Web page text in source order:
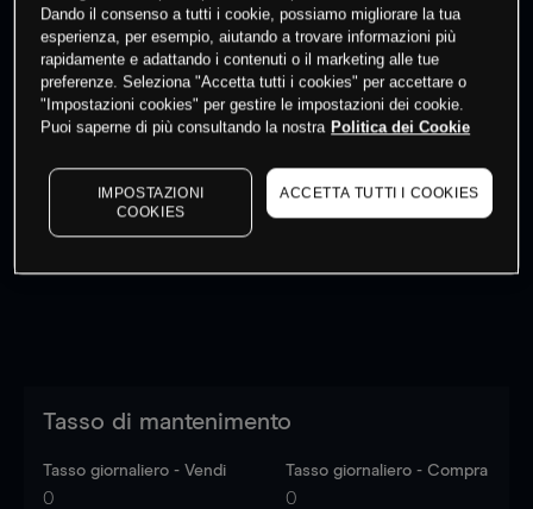
Fai trading
I prezzi sono solo indicativi. Accediper vedere gli ultimi
dati di mercato
to see latest market data
Tasso di mantenimento
Tasso giornaliero - Vendi
0
Tasso giornaliero - Compra
0
Dando il consenso a tutti i cookie, possiamo migliorare la tua
esperienza, per esempio, aiutando a trovare informazioni più
rapidamente e adattando i contenuti o il marketing alle tue
preferenze. Seleziona "Accetta tutti i cookies" per accettare o
"Impostazioni cookies" per gestire le impostazioni dei cookie.
Puoi saperne di più consultando la nostra Politica dei Cookie
IMPOSTAZIONI
COOKIES
ACCETTA TUTTI I COOKIES